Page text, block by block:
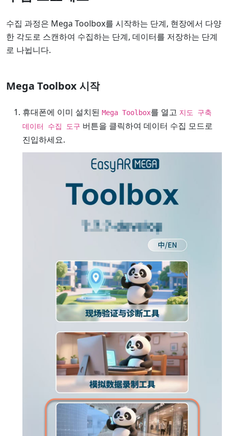
수집 과정은 Mega Toolbox를 시작하는 단계, 현장에서 다양
한 각도로 스캔하여 수집하는 단계, 데이터를 저장하는 단계
로 나뉩니다.
Mega Toolbox 시작
휴대폰에 이미 설치된 Mega Toolbox를 열고 지도 구축
데이터 수집 도구 버튼을 클릭하여 데이터 수집 모드로
진입하세요.